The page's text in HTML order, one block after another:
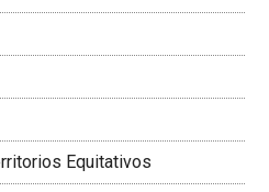
Equitativos